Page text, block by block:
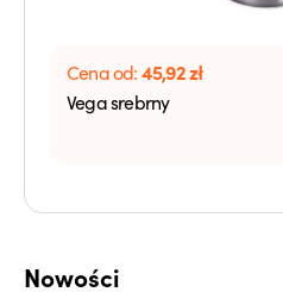
Cena od:45,92zł
Vega srebrny
Nowości